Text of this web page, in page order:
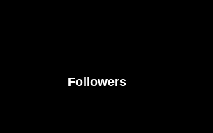
Followers